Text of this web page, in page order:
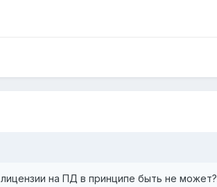
на ПД в принципе быть не может?